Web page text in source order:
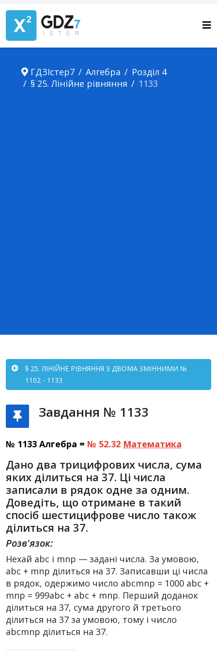
ГДЗІстер7 Алгебра
Розділ 4
§ 25. Лінійне рівняння
1133
§ 25. ЛІНІЙНЕ РІВНЯННЯ З ДВОМА ЗМІННИМИ №
1102 - 1133
Завдання № 1133
№ 1133 Алгебра = № 52.32 Математика
Дано два трицифрових числа, сума
яких ділиться на 37. Ці числа
записали в рядок одне за одним.
Доведіть, що отримане в такий
спосіб шестицифрове число також
ділиться на 37.
Розв'язок:
Нехай abc і mnp — задані числа. За умовою,
abc + mnp ділиться на 37. Записавши ці числа
в рядок, одержимо число abcmnp = 1000 abc +
mnp = 999abc + abc + mnp. Перший доданок
ділиться на 37, сума другого й третього
ділиться на 37 за умовою, тому і число
abcmnp ділиться на 37.